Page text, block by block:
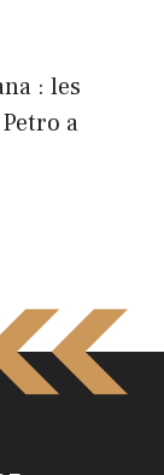
: les
a